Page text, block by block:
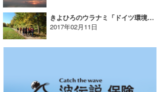
きよひろのウラナミ「ドイツ環境学び旅③」会員59万人のNPO？！
2017年02月11日